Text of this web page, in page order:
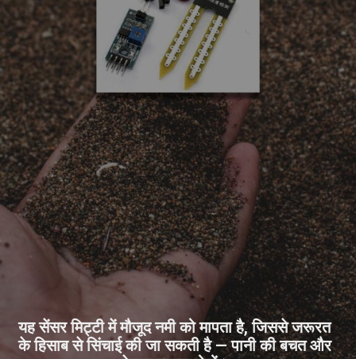
यह सेंसर मिट्टी में मौजूद नमी को मापता है, जिससे जरूरत
के हिसाब से सिंचाई की जा सकती है — पानी की बचत और